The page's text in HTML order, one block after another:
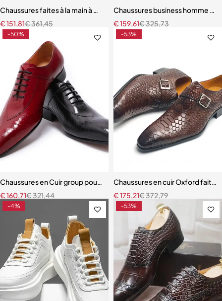
Chaussures faites à la main à motif serpentin pour hommes,
€361,45
€151,81
Chaussures business homme –
€325,73
€159,61
-50%
Chaussures en Cuir group pour Homme, Imprimés de Peau
€321,44
€160,71
-53%
Chaussures en cuir Oxford
€372,79
€175,21
-4% -53%